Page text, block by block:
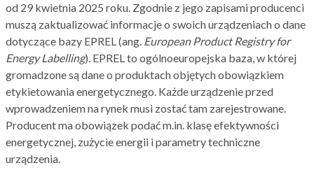
od 29 kwietnia 2025 roku. Zgodnie z jego zapisami producenci
muszą zaktualizować informacje o swoich urządzeniach o dane
dotyczące bazy EPREL (ang. European Product Registry for
Energy Labelling). EPREL to ogólnoeuropejska baza, w której
gromadzone są dane o produktach objętych obowiązkiem
etykietowania energetycznego. Każde urządzenie przed
wprowadzeniem na rynek musi zostać tam zarejestrowane.
Producent ma obowiązek podać m.in. klasę efektywności
energetycznej, zużycie energii i parametry techniczne
urządzenia.